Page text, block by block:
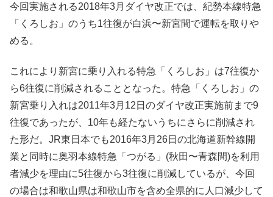
今回実施される2018年3月ダイヤ改正では、紀勢本線特急
「くろしお」のうち1往復が白浜〜新宮間で運転を取りや
める。
これにより新宮に乗り入れる特急「くろしお」は7往復か
ら6往復に削減されることとなった。特急「くろしお」の
新宮乗り入れは2011年3月12日のダイヤ改正実施前まで9
往復であったが、10年も経たないうちにさらに削減され
た形だ。JR東日本でも2016年3月26日の北海道新幹線開
業と同時に奥羽本線特急「つがる」(秋田〜青森間)を利用
者減少を理由に5往復から3往復に削減しているが、今回
の場合は和歌山県は和歌山市を含め全県的に人口減少して